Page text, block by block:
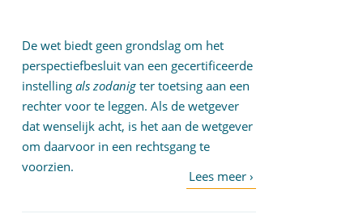
De wet biedt geen grondslag om het
perspectiefbesluit van een gecertificeerde
instelling als zodanig ter toetsing aan een
rechter voor te leggen. Als de wetgever
dat wenselijk acht, is het aan de wetgever
om daarvoor in een rechtsgang te
voorzien.